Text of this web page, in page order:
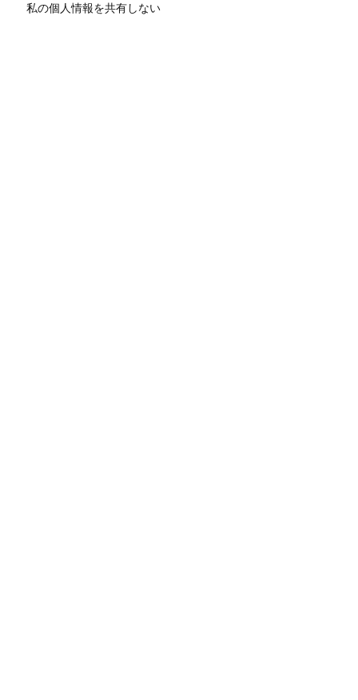
サイトマップ
人種的平等
私の個人情報を共有しない